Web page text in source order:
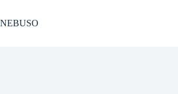
treści
NEBUSO